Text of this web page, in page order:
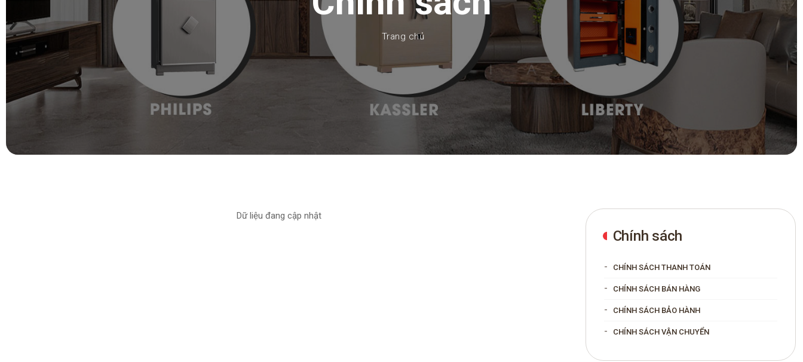
Trang chủ
Dữ liệu đang cập nhật
Chính sách
CHÍNH SÁCH THANH TOÁN
CHÍNH SÁCH BÁN HÀNG
CHÍNH SÁCH BẢO HÀNH
CHÍNH SÁCH VẬN CHUYỂN